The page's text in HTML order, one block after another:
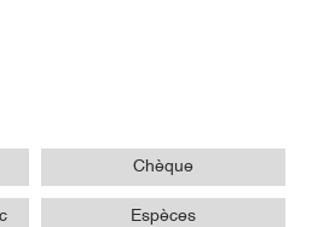
Chèque
Espèces